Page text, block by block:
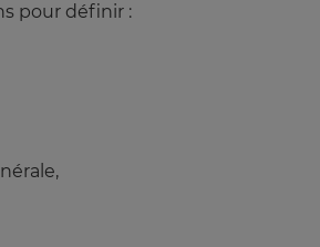
pour définir :